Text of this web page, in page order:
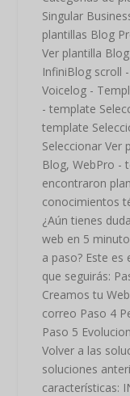
Singular
plantillas Blog
Ver plantilla
InfiniBlog scroll
Voicelog -
- template
template
Seleccionar Ver
Blog, WebPro -
encontraron
conocimientos
¿Aún tienes
web en 5
a paso? Este
que seguirás:
Creamos tu
correo Paso 4
Paso 5
Volver a las
soluciones
características: